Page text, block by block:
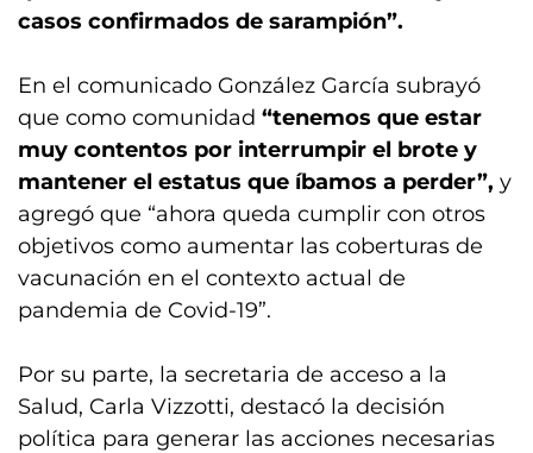
casos confirmados de sarampión”.
En el comunicado González García subrayó
que como comunidad “tenemos que estar
muy contentos por interrumpir el brote y
mantener el estatus que íbamos a perder”, y
agregó que “ahora queda cumplir con otros
objetivos como aumentar las coberturas de
vacunación en el contexto actual de
pandemia de Covid-19”.
Por su parte, la secretaria de acceso a la
Salud, Carla Vizzotti, destacó la decisión
política para generar las acciones necesarias